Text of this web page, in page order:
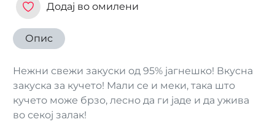
Додај во омилени
Опис
Нежни свежи закуски од 95% јагнешко! Вкусна
закуска за кучето! Мали се и меки, така што
кучето може брзо, лесно да ги јаде и да ужива
во секој залак!